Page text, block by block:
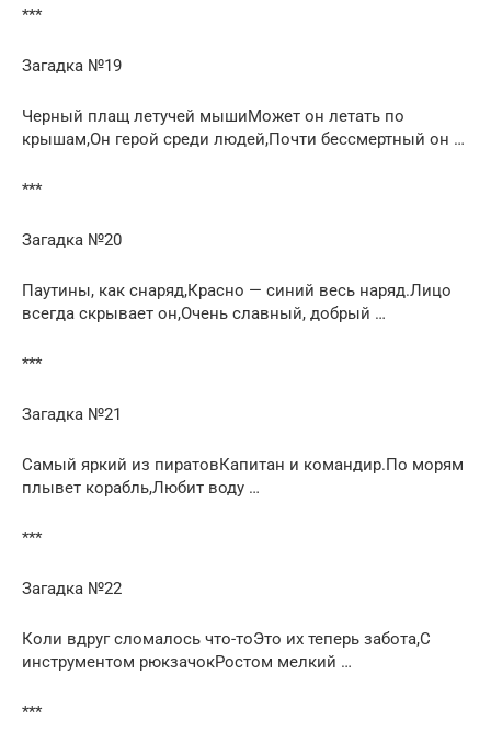
***
Загадка №19
Черный плащ летучей мышиМожет он летать по
крышам,Он герой среди людей,Почти бессмертный он …
***
Загадка №20
Паутины, как снаряд,Красно — синий весь наряд.Лицо
всегда скрывает он,Очень славный, добрый …
***
Загадка №21
Самый яркий из пиратовКапитан и командир.По морям
плывет корабль,Любит воду …
***
Загадка №22
Коли вдруг сломалось что-тоЭто их теперь забота,С
инструментом рюкзачокРостом мелкий …
***